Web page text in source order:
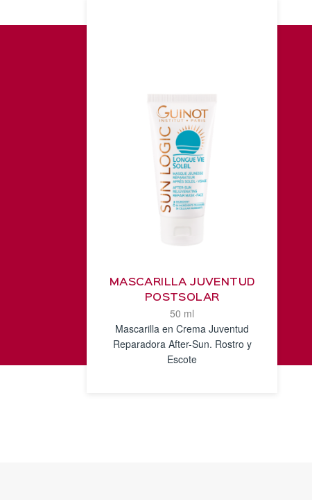
MASCARILLA JUVENTUD
POSTSOLAR
50 ml
Mascarilla en Crema Juventud
Reparadora After-Sun. Rostro y
Escote